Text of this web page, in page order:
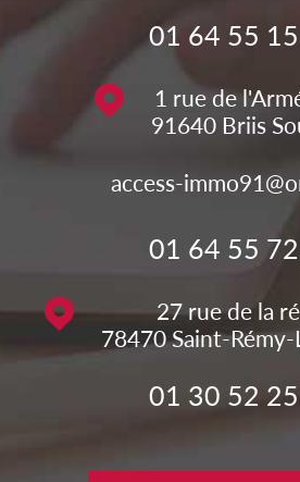
01 64 55
1 rue de
91640 Briis
access-
01 64 55
27 rue de la
78470 Saint-
01 30 52